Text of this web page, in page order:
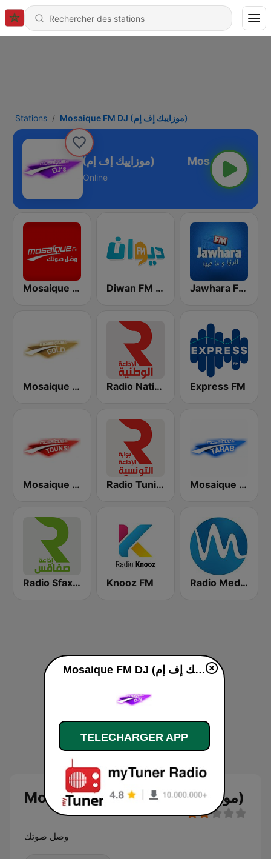
Stations Mosaique FM DJ (موزاييك إف إم)
Mosaique FM DJ (موزاييك إف إم)
Online
Mosaique FM (موزاييك إف إم) Diwan FM (ديوان إف إم) Jawhara FM (جوهرة أف آم)
Mosaique FM Gold - (موزاييك إف إم) Radio Nationale (الإذاعة الوطنية) Express FM
Mosaique FM Tounsi (موزاييك إف إم) Radio Tunisienne (الإذاعة الوطنية) Mosaique FM Tarab (موزاييك إف إم)
Radio Sfax (إذاعة صفاقس) Knooz FM Radio Med (راديو ميد)
Mosaique FM DJ (موزاييك إف إم)
وصل صوتك
Mosaique FM DJ (موزاييك إف إم)
TELECHARGER APP